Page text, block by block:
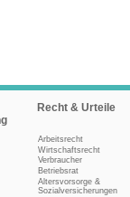
Recht & Urteile
Arbeitsrecht
Wirtschaftsrecht
Verbraucher
Betriebsrat
Altersvorsorge &
Sozialversicherungen